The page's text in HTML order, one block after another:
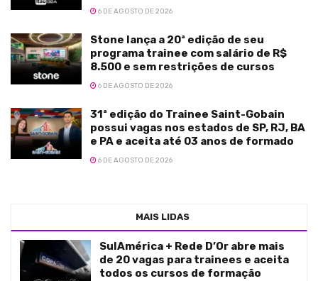
6 DE AGOSTO DE 2026
Stone lança a 20ª edição de seu
programa trainee com salário de R$
8.500 e sem restrições de cursos
6 DE AGOSTO DE 2026
31ª edição do Trainee Saint-Gobain
possui vagas nos estados de SP, RJ, BA
e PA e aceita até 03 anos de formado
6 DE AGOSTO DE 2026
MAIS LIDAS
SulAmérica + Rede D’Or abre mais
de 20 vagas para trainees e aceita
todos os cursos de formação